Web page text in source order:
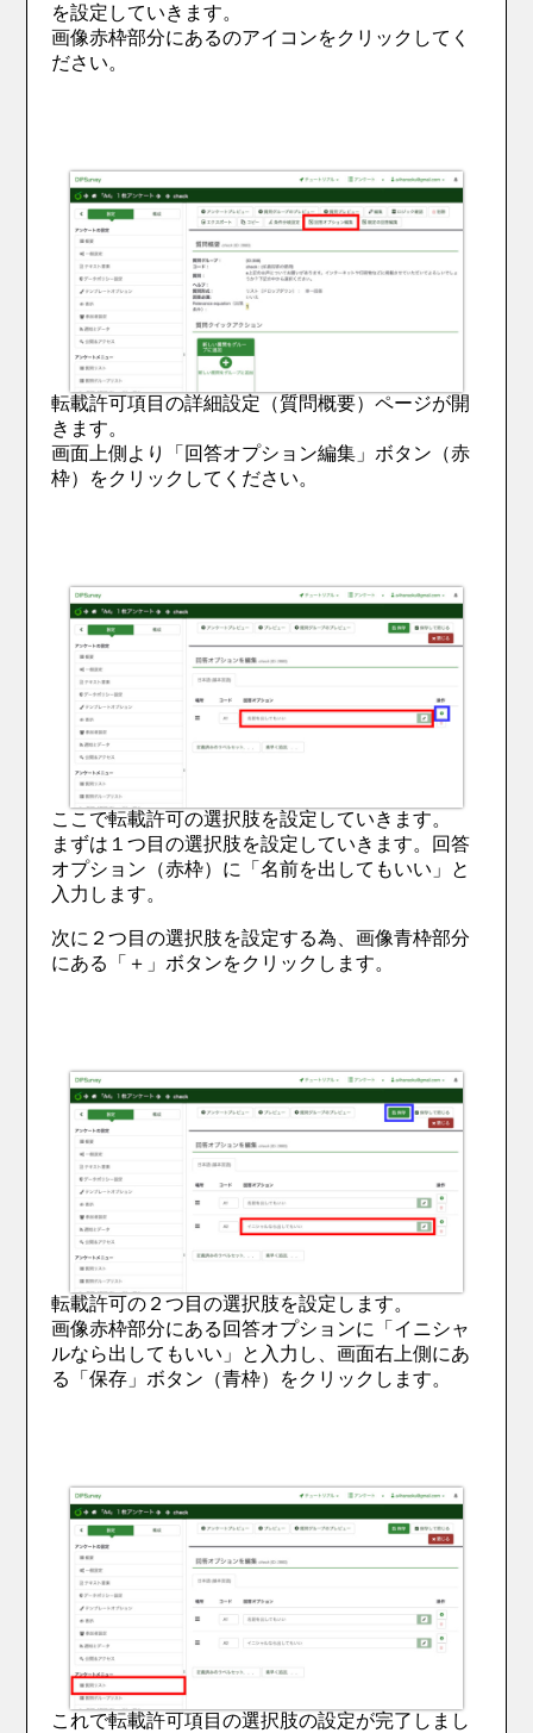
を設定していきます。
画像赤枠部分にあるのアイコンをクリックしてく
ださい。
転載許可項目の詳細設定（質問概要）ページが開
きます。
画面上側より「回答オプション編集」ボタン（赤
枠）をクリックしてください。
ここで転載許可の選択肢を設定していきます。
まずは１つ目の選択肢を設定していきます。回答
オプション（赤枠）に「名前を出してもいい」と
入力します。
次に２つ目の選択肢を設定する為、画像青枠部分
にある「＋」ボタンをクリックします。
転載許可の２つ目の選択肢を設定します。
画像赤枠部分にある回答オプションに「イニシャ
ルなら出してもいい」と入力し、画面右上側にあ
る「保存」ボタン（青枠）をクリックします。
これで転載許可項目の選択肢の設定が完了しまし